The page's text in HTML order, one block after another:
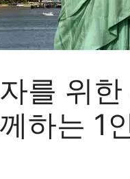
를 위
하는 1